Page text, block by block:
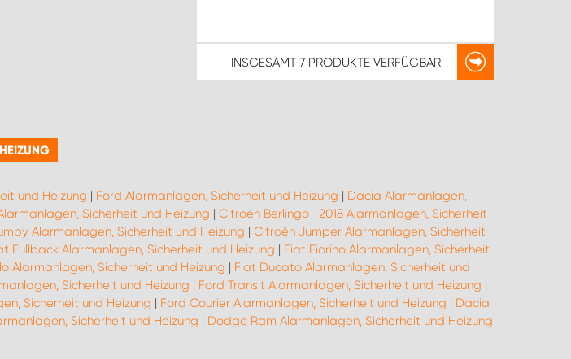
INSGESAMT 7 PRODUKTE VERFÜGBAR
und Heizung | Ford Alarmanlagen, Sicherheit und Heizung | Dacia Alarmanlagen,
Sicherheit und Heizung | Citroën Berlingo -2018 Alarmanlagen, Sicherheit
Alarmanlagen, Sicherheit und Heizung | Citroën Jumper Alarmanlagen, Sicherheit
Fullback Alarmanlagen, Sicherheit und Heizung | Fiat Fiorino Alarmanlagen, Sicherheit
Alarmanlagen, Sicherheit und Heizung | Fiat Ducato Alarmanlagen, Sicherheit und
Sicherheit und Heizung | Ford Transit Alarmanlagen, Sicherheit und Heizung |
Sicherheit und Heizung | Ford Courier Alarmanlagen, Sicherheit und Heizung | Dacia
Sicherheit und Heizung | Dodge Ram Alarmanlagen, Sicherheit und Heizung